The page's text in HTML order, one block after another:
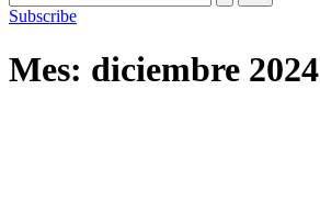
Subscribe
Mes: diciembre 2024